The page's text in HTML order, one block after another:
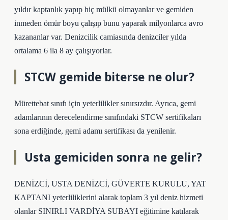
yıldır kaptanlık yapıp hiç mülkü olmayanlar ve gemiden
inmeden ömür boyu çalışıp bunu yaparak milyonlarca avro
kazananlar var. Denizcilik camiasında denizciler yılda
ortalama 6 ila 8 ay çalışıyorlar.
STCW gemide biterse ne olur?
Mürettebat sınıfı için yeterlilikler sınırsızdır. Ayrıca, gemi
adamlarının derecelendirme sınıfındaki STCW sertifikaları
sona erdiğinde, gemi adamı sertifikası da yenilenir.
Usta gemiciden sonra ne gelir?
DENİZCİ, USTA DENİZCİ, GÜVERTE KURULU, YAT
KAPTANI yeterliliklerini alarak toplam 3 yıl deniz hizmeti
olanlar SINIRLI VARDİYA SUBAYI eğitimine katılarak